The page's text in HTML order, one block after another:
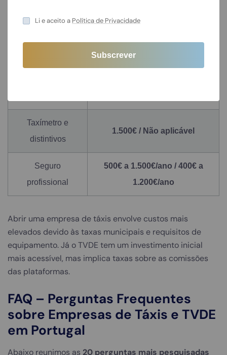
150€ / 200€
Taxímetro e
distintivos
1.500€ / Não aplicável
Seguro
profissional
500€ a 1.500€/ano / 400€ a
1.200€/ano
Abrir uma empresa de táxis envolve custos mais
elevados devido às taxas municipais e requisitos de
equipamento. Já o TVDE tem um investimento inicial
mais acessível, mas implica taxas sobre as comissões
das plataformas.
FAQ – Perguntas Frequentes
sobre Empresas de Táxis e TVDE
em Portugal
Abaixo reunimos as 20 perguntas mais pesquisadas
Li e aceito a Política de Privacidade